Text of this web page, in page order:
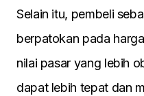
Selain itu, pembeli
berpatokan pada
nilai pasar yang lebih
dapat lebih tepat dan